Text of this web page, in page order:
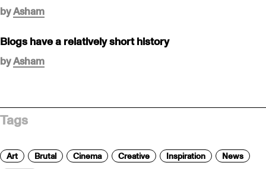
byAsham
Blogs have a relatively short history
byAsham
Tags
Art Brutal Cinema Creative Inspiration
News